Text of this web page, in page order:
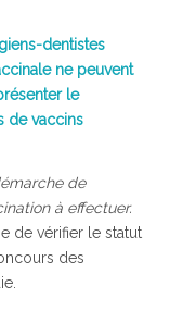
dentistes
ne peuvent
le
de vaccins
de
à effectuer.
de vérifier le statut
des